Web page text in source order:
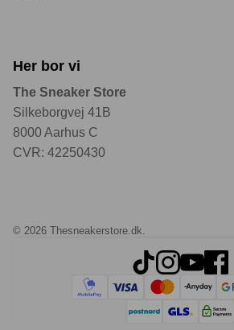
Her bor vi
The Sneaker Store
Silkeborgvej 41B
8000 Aarhus C
CVR: 42250430
© 2026 Thesneakerstore.dk